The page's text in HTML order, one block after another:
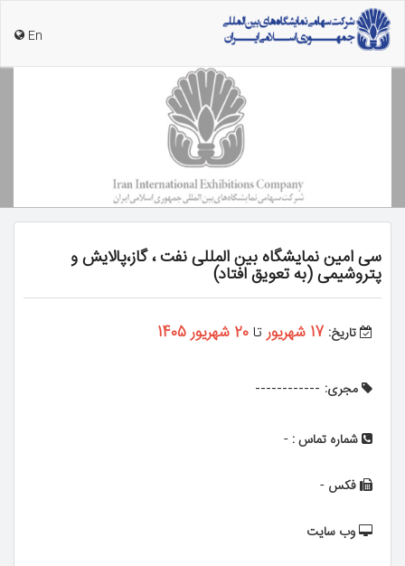
En
سی امین نمایشگاه بین المللی نفت ، گاز،پالایش و
پتروشیمی (به تعویق افتاد)
تاریخ: 17 شهریور تا20 شهریور 1405
مجری: ------------
شماره تماس : -
فکس -
وب سایت